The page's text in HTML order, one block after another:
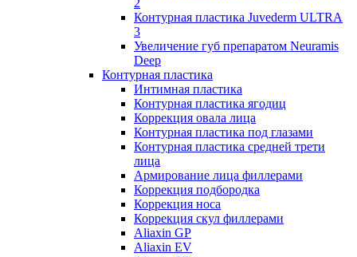
2
Контурная пластика Juvederm ULTRA
3
Увеличение губ препаратом Neuramis
Deep
Контурная пластика
Интимная пластика
Контурная пластика ягодиц
Коррекция овала лица
Контурная пластика под глазами
Контурная пластика средней трети
лица
Армирование лица филлерами
Коррекция подбородка
Коррекция носа
Коррекция скул филлерами
Aliaxin GP
Aliaxin EV